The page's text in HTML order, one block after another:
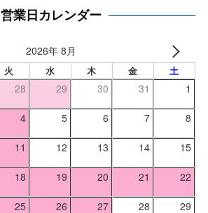
営業日カレンダー
2026年 8月
火 水 木 金 土
28 29 30 31 1
4 5 6 7 8
11 12 13 14 15
18 19 20 21 22
25 26 27 28 29